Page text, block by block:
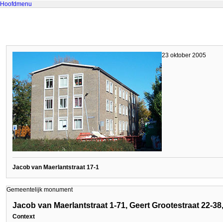
Hoofdmenu
23 oktober 2005
Jacob van Maerlantstraat 17-1
Gemeentelijk monument
Jacob van Maerlantstraat 1-71, Geert Grootestraat 22-
Context